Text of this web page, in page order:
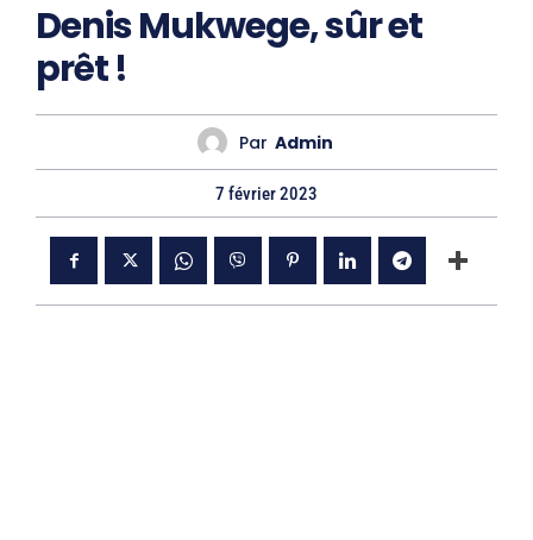
Denis Mukwege, sûr et
prêt !
Par Admin
7 février 2023